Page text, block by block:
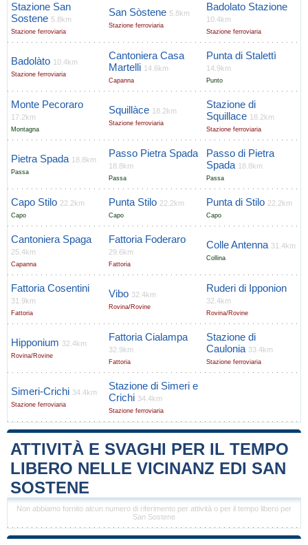
Stazione San
Sostene 5.8km
Stazione ferroviaria
San Sòstene 5.8km
Stazione ferroviaria
Badolato Stazione
10.4km
Stazione ferroviaria
Badolàto 10.4km
Stazione ferroviaria
Cantoniera Casa
Martelli 14.6km
Capanna
Punta di Stalettì
14.9km
Punto
Monte Pecoraro
17.2km
Montagna
Squillàce 18.2km
Stazione ferroviaria
Stazione di
Squillace 18.2km
Stazione ferroviaria
Pietra Spada 18.8km
Passa
Passo Pietra Spada
18.8km
Passa
Passo di Pietra
Spada 18.8km
Passa
Capo Stilo 22.2km
Capo
Punta Stilo 22.2km
Capo
Punta di Stilo 22.2km
Capo
Cantoniera Spaga
25.4km
Capanna
Fattoria Foderaro
29.6km
Fattoria
Colle Antenna 31.4km
Collina
Fattoria Cosentini
31.9km
Fattoria
Vibo 32.4km
Rovina/Rovine
Ruderi di Ipponion
32.4km
Rovina/Rovine
Hipponium 32.4km
Rovina/Rovine
Fattoria Cialampa
32.9km
Fattoria
Stazione di
Caulonia 33.4km
Stazione ferroviaria
Simeri-Crichi 34.4km
Stazione ferroviaria
Stazione di Simeri e
Crichi 34.4km
Stazione ferroviaria
ATTIVITÀ E SVAGHI PER IL TEMPO
LIBERO NELLE VICINANZ EDI SAN
SOSTENE
Non abbiamo fornito alcun numero di riferimento per attività o per il tempo libero per
San Sostene